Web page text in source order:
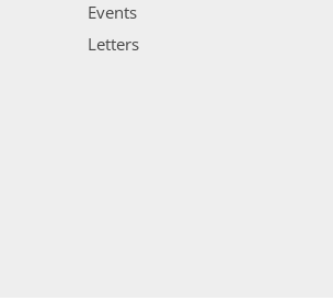
Events
Letters